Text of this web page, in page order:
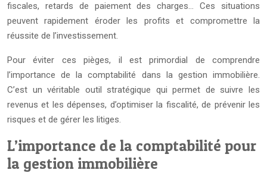
fiscales, retards de paiement des charges… Ces situations
peuvent rapidement éroder les profits et compromettre la
réussite de l’investissement.
Pour éviter ces pièges, il est primordial de comprendre
l’importance de la comptabilité dans la gestion immobilière.
C’est un véritable outil stratégique qui permet de suivre les
revenus et les dépenses, d’optimiser la fiscalité, de prévenir les
risques et de gérer les litiges.
L’importance de la comptabilité pour
la gestion immobilière